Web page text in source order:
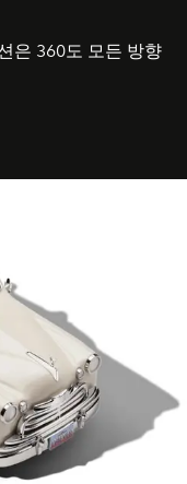
은 360도 모든 방향